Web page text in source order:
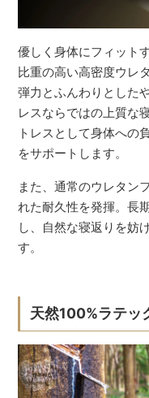
優しく身体にフィット
比重の高い高密度ウレ
弾力とふんわりとした
レスならではの上質な
トレスとして身体への
をサポートします。
また、通常のウレタン
れた耐久性を発揮。長
し、自然な寝返りを妨
す。
天然100%ラテッ